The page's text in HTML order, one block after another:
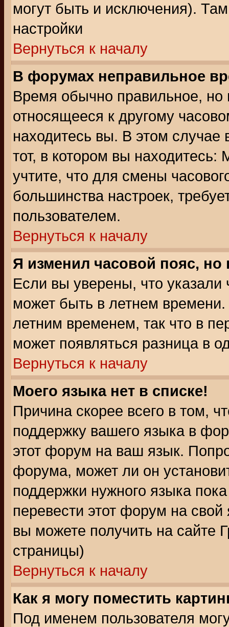
могут быть и исключения).
настройки
Вернуться к началу
В форумах неправильное
Время обычно правильное,
относящееся к другому
находитесь вы. В этом
тот, в котором вы
учтите, что для смены
большинства настроек,
пользователем.
Вернуться к началу
Я изменил часовой пояс,
Если вы уверены, что указали
может быть в летнем
летним временем, так что в
может появляться разница в
Вернуться к началу
Моего языка нет в списке!
Причина скорее всего в том,
поддержку вашего языка в
этот форум на ваш язык.
форума, может ли он
поддержки нужного языка
перевести этот форум на
вы можете получить на сайте
страницы)
Вернуться к началу
Как я могу поместить
Под именем пользователя